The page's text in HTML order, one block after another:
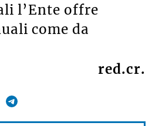
l’Ente offre
come da
red.cr.